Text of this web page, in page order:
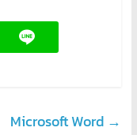
Microsoft Word →